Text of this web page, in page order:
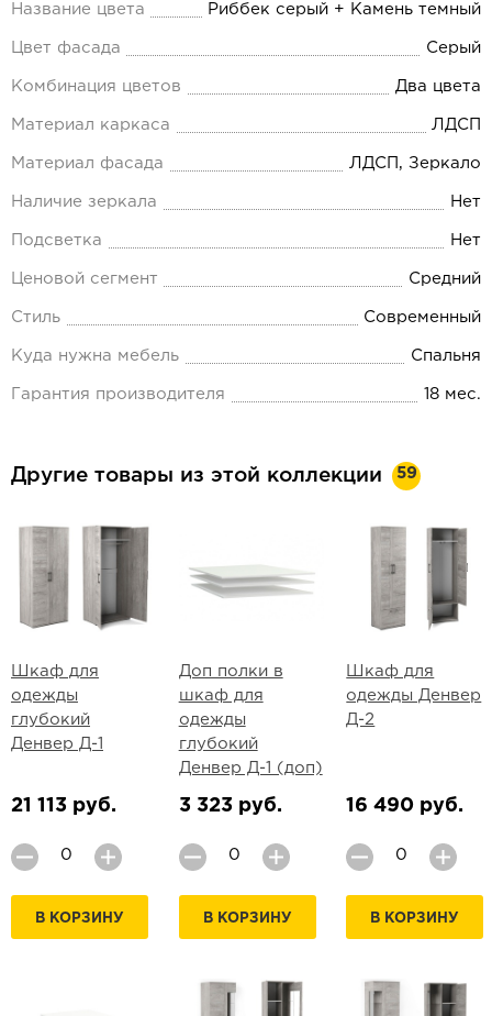
Название цвета Риббек серый + Камень темный
Цвет фасада Серый
Комбинация цветов Два цвета
Материал каркаса ЛДСП
Материал фасада ЛДСП, Зеркало
Наличие зеркала Нет
Подсветка Нет
Ценовой сегмент Средний
Стиль Современный
Куда нужна мебель Спальня
Гарантия производителя 18 мес.
Другие товары из этой коллекции 59
Шкаф для
одежды
глубокий
Денвер Д-1
21 113 руб.
В КОРЗИНУ
Доп полки в
шкаф для
одежды
глубокий
Денвер Д-1 (доп)
3 323 руб.
В КОРЗИНУ
Шкаф для
одежды Денвер
Д-2
16 490 руб.
В КОРЗИНУ